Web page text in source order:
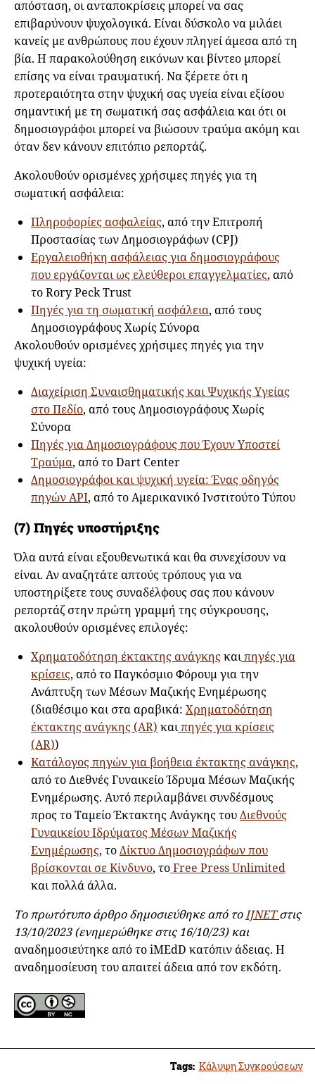
απόσταση, οι ανταποκρίσεις μπορεί να σας
επιβαρύνουν ψυχολογικά. Είναι δύσκολο να μιλάει
κανείς με ανθρώπους που έχουν πληγεί άμεσα από τη
βία. Η παρακολούθηση εικόνων και βίντεο μπορεί
επίσης να είναι τραυματική. Να ξέρετε ότι η
προτεραιότητα στην ψυχική σας υγεία είναι εξίσου
σημαντική με τη σωματική σας ασφάλεια και ότι οι
δημοσιογράφοι μπορεί να βιώσουν τραύμα ακόμη και
όταν δεν κάνουν επιτόπιο ρεπορτάζ.
Ακολουθούν ορισμένες χρήσιμες πηγές για τη
σωματική ασφάλεια:
Πληροφορίες ασφαλείας, από την Επιτροπή
Προστασίας των Δημοσιογράφων (CPJ)
Εργαλειοθήκη ασφάλειας για δημοσιογράφους
που εργάζονται ως ελεύθεροι επαγγελματίες, από
το Rory Peck Trust
Πηγές για τη σωματική ασφάλεια, από τους
Δημοσιογράφους Χωρίς Σύνορα
Ακολουθούν ορισμένες χρήσιμες πηγές για την
ψυχική υγεία:
Διαχείριση Συναισθηματικής και Ψυχικής Υγείας
στο Πεδίο, από τους Δημοσιογράφους Χωρίς
Σύνορα
Πηγές για Δημοσιογράφους που Έχουν Υποστεί
Τραύμα, από το Dart Center
Δημοσιογράφοι και ψυχική υγεία: Ένας οδηγός
πηγών API, από το Αμερικανικό Ινστιτούτο Τύπου
(7) Πηγές υποστήριξης
Όλα αυτά είναι εξουθενωτικά και θα συνεχίσουν να
είναι. Αν αναζητάτε απτούς τρόπους για να
υποστηρίξετε τους συναδέλφους σας που κάνουν
ρεπορτάζ στην πρώτη γραμμή της σύγκρουσης,
ακολουθούν ορισμένες επιλογές:
Χρηματοδότηση έκτακτης ανάγκηςκαιπηγές για
κρίσεις, από το Παγκόσμιο Φόρουμ για την
Ανάπτυξη των Μέσων Μαζικής Ενημέρωσης
(διαθέσιμο και στα αραβικά: Χρηματοδότηση
έκτακτης ανάγκης (AR) καιπηγές για κρίσεις
(AR))
Κατάλογος πηγών για βοήθεια έκτακτης ανάγκης,
από το Διεθνές Γυναικείο Ίδρυμα Μέσων Μαζικής
Ενημέρωσης. Αυτό περιλαμβάνει συνδέσμους
προς το Ταμείο Έκτακτης Ανάγκης τουΔιεθνούς
Γυναικείου Ιδρύματος Μέσων Μαζικής
Ενημέρωσης, τοΔίκτυο Δημοσιογράφων που
βρίσκονται σε Κίνδυνο, τοFree Press Unlimited
και πολλά άλλα.
Το πρωτότυπο άρθρο δημοσιεύθηκε από τοIJNETστις
13/10/2023 (ενημερώθηκε στις 16/10/23) και
αναδημοσιεύτηκε από το iMEdD κατόπιν άδειας. Η
αναδημοσίευση του απαιτεί άδεια από τον εκδότη.
Tags: Κάλυψη Συγκρούσεων